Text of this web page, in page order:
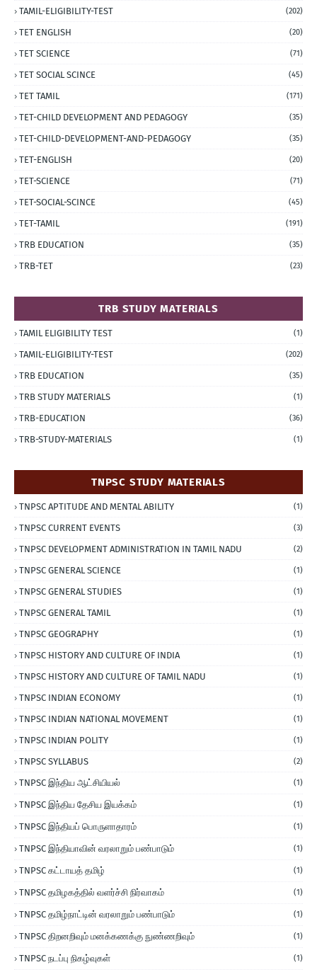
TAMIL-ELIGIBILITY-TEST (202)
TET ENGLISH (20)
TET SCIENCE (71)
TET SOCIAL SCINCE (45)
TET TAMIL (171)
TET-CHILD DEVELOPMENT AND PEDAGOGY (35)
TET-CHILD-DEVELOPMENT-AND-PEDAGOGY (35)
TET-ENGLISH (20)
TET-SCIENCE (71)
TET-SOCIAL-SCINCE (45)
TET-TAMIL (191)
TRB EDUCATION (35)
TRB-TET (23)
TRB STUDY MATERIALS
TAMIL ELIGIBILITY TEST (1)
TAMIL-ELIGIBILITY-TEST (202)
TRB EDUCATION (35)
TRB STUDY MATERIALS (1)
TRB-EDUCATION (36)
TRB-STUDY-MATERIALS (1)
TNPSC STUDY MATERIALS
TNPSC APTITUDE AND MENTAL ABILITY (1)
TNPSC CURRENT EVENTS (3)
TNPSC DEVELOPMENT ADMINISTRATION IN TAMIL NADU (2)
TNPSC GENERAL SCIENCE (1)
TNPSC GENERAL STUDIES (1)
TNPSC GENERAL TAMIL (1)
TNPSC GEOGRAPHY (1)
TNPSC HISTORY AND CULTURE OF INDIA (1)
TNPSC HISTORY AND CULTURE OF TAMIL NADU (1)
TNPSC INDIAN ECONOMY (1)
TNPSC INDIAN NATIONAL MOVEMENT (1)
TNPSC INDIAN POLITY (1)
TNPSC SYLLABUS (2)
TNPSC இந்திய ஆட்சியியல் (1)
TNPSC இந்திய தேசிய இயக்கம் (1)
TNPSC இந்தியப் பொருளாதாரம் (1)
TNPSC இந்தியாவின் வரலாறும் பண்பாடும் (1)
TNPSC கட்டாயத் தமிழ் (1)
TNPSC தமிழகத்தில் வளர்ச்சி நிர்வாகம் (1)
TNPSC தமிழ்நாட்டின் வரலாறும் பண்பாடும் (1)
TNPSC திறனறிவும் மனக்கணக்கு நுண்ணறிவும் (1)
TNPSC நடப்பு நிகழ்வுகள் (1)